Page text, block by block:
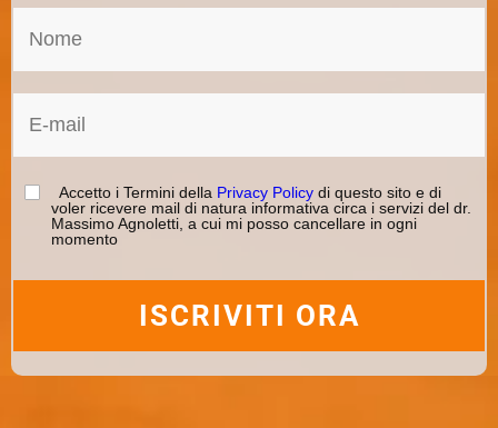
Accetto i Termini della Privacy Policy di questo sito e di
voler ricevere mail di natura informativa circa i servizi del dr.
Massimo Agnoletti, a cui mi posso cancellare in ogni
momento
ISCRIVITI ORA